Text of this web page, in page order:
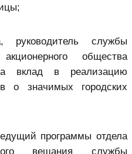
службы
общества
вклад в реализацию
о значимых городских
программы отдела
вещания службы